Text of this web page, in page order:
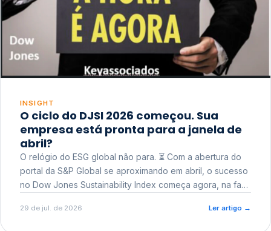
INSIGHT
O ciclo do DJSI 2026 começou. Sua
empresa está pronta para a janela de
abril?
O relógio do ESG global não para. ⏳ Com a abertura do
portal da S&P Global se aproximando em abril, o sucesso
no Dow Jones Sustainability Index começa agora, na fase
29 de jul. de 2026 Ler artigo →